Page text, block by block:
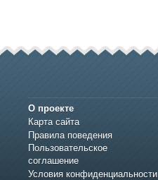
О проекте
Карта сайта
Правила поведения
Пользовательское
соглашение
Условия конфиденциальности